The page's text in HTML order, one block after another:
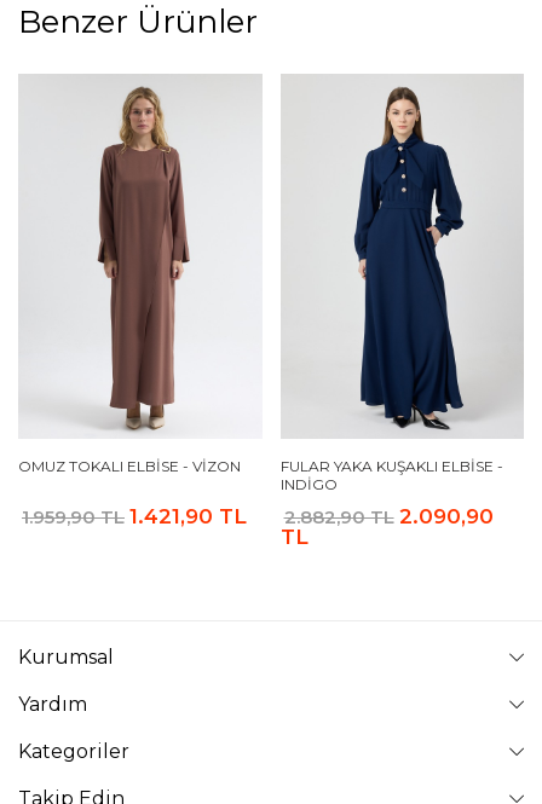
Benzer Ürünler
OMUZ TOKALI ELBISE - VIZON
1.959,90 TL 1.421,90 TL
FULAR YAKA KUŞAKLI ELBISE -
INDIGO
2.882,90 TL 2.090,90
TL
Kurumsal
Yardım
Kategoriler
Takip Edin